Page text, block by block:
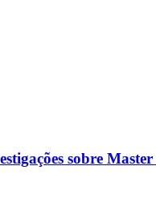
sobre